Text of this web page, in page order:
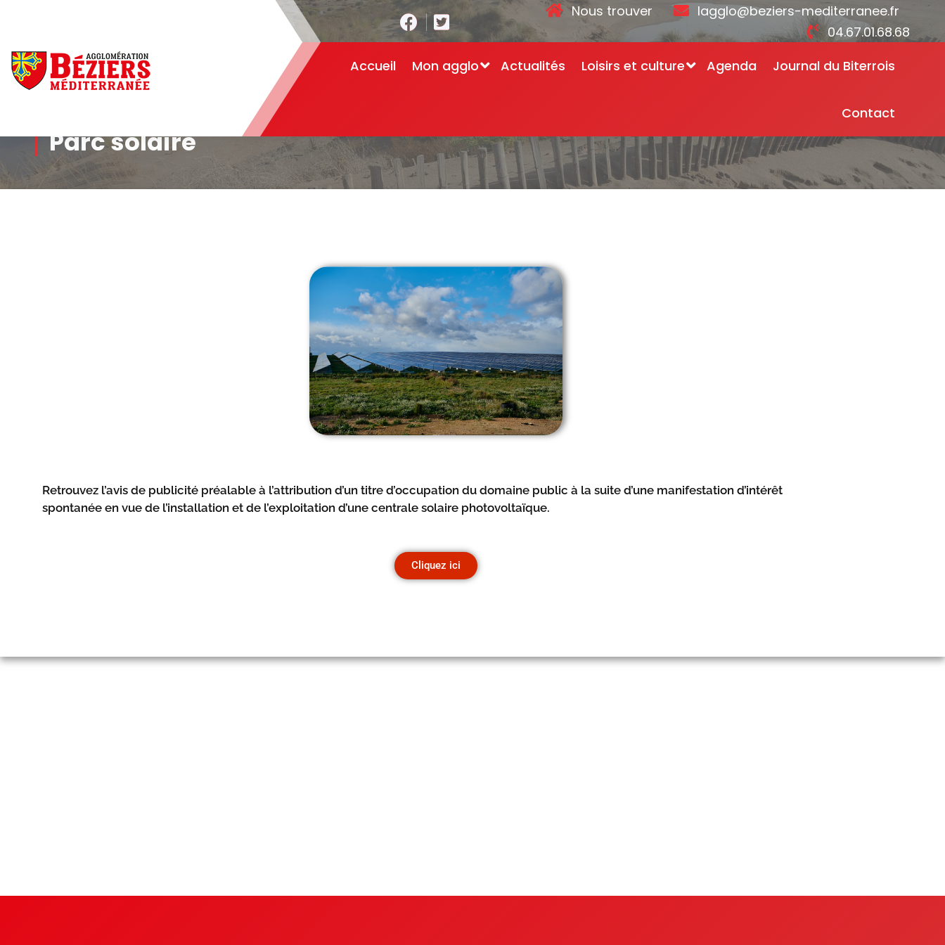
Nous trouver
lagglo@beziers-mediterranee.fr
04.67.01.68.68
Accueil Mon agglo Actualités Loisirs et culture Agenda Journal du Biterrois
Contact
Parc solaire Accueil-Parc solaire
Retrouvez l’avis de publicité préalable à l’attribution d’un titre d’occupation du domaine public à la suite d’une manifestation d’intérêt
spontanée en vue de l’installation et de l’exploitation d’une centrale solaire photovoltaïque.
Cliquez ici